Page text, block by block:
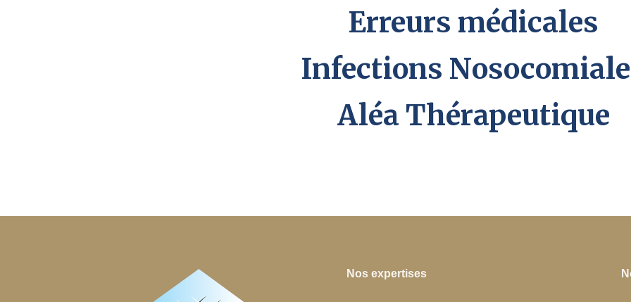
Erreurs médicales
Infections
Aléa Thérapeutique
Nos expertises